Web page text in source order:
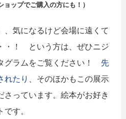
ップでご購入の方にも！）
気になるけど会場に遠くて
・！ という方は、ぜひニジ
グラムをご覧ください！ 先
れたり
、そのほかもこの展示
さっています。絵本がお好き
す。